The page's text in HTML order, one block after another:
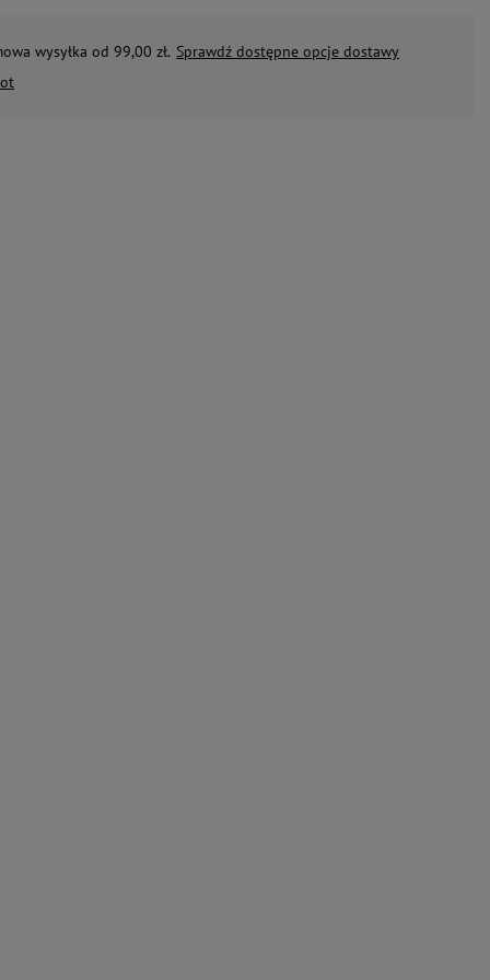
wysyłka od 99,00 zł. Sprawdź dostępne opcje dostawy